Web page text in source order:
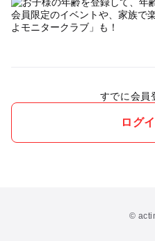
会員限定のイベントや、家族で
よモニタークラブ」も！
すでに会員
ログ
©